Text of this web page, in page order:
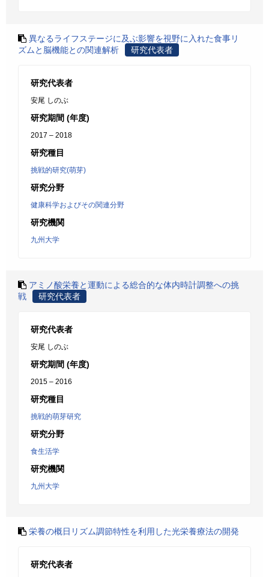
異なるライフステージに及ぶ影響を視野に入れた食事リ
ズムと脳機能との関連解析
研究代表者
研究代表者
安尾 しのぶ
研究期間 (年度)
2017 – 2018
研究種目
挑戦的研究(萌芽)
研究分野
健康科学およびその関連分野
研究機関
九州大学
アミノ酸栄養と運動による総合的な体内時計調整への挑
戦
研究代表者
研究代表者
安尾 しのぶ
研究期間 (年度)
2015 – 2016
研究種目
挑戦的萌芽研究
研究分野
食生活学
研究機関
九州大学
栄養の概日リズム調節特性を利用した光栄養療法の開発
研究代表者